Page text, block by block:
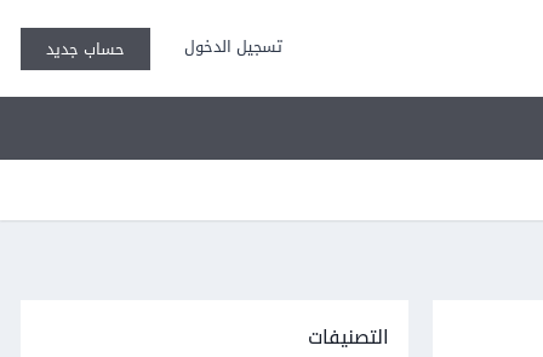
تسجيل الدخول حساب جديد
التصنيفات